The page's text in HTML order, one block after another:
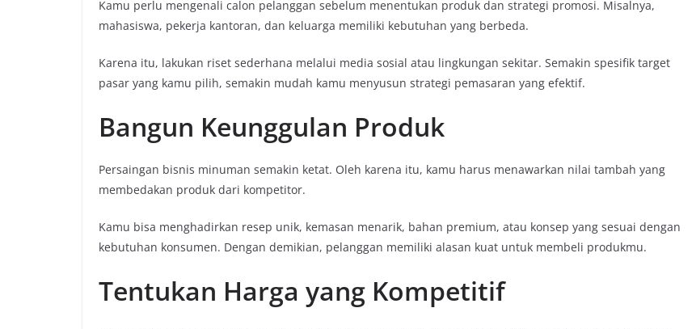
Kamu perlu mengenali calon pelanggan sebelum menentukan produk dan strategi promosi. Misalnya,
mahasiswa, pekerja kantoran, dan keluarga memiliki kebutuhan yang berbeda.
Karena itu, lakukan riset sederhana melalui media sosial atau lingkungan sekitar. Semakin spesifik target
pasar yang kamu pilih, semakin mudah kamu menyusun strategi pemasaran yang efektif.
Bangun Keunggulan Produk
Persaingan bisnis minuman semakin ketat. Oleh karena itu, kamu harus menawarkan nilai tambah yang
membedakan produk dari kompetitor.
Kamu bisa menghadirkan resep unik, kemasan menarik, bahan premium, atau konsep yang sesuai dengan
kebutuhan konsumen. Dengan demikian, pelanggan memiliki alasan kuat untuk membeli produkmu.
Tentukan Harga yang Kompetitif